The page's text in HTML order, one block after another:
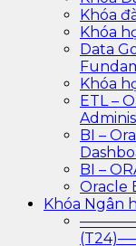
Khóa
Khóa
Data
Khóa
ETL –
BI –
BI –
Oracle
Khóa Ngân
————-